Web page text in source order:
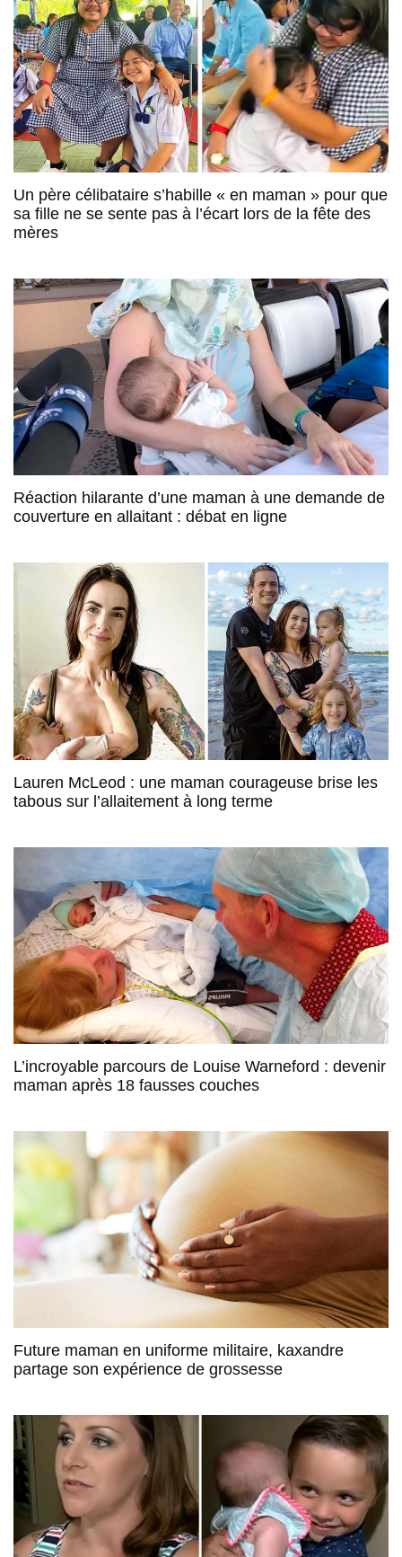
Un père célibataire s’habille « en maman » pour que
sa fille ne se sente pas à l’écart lors de la fête des
mères
Réaction hilarante d’une maman à une demande de
couverture en allaitant : débat en ligne
Lauren McLeod : une maman courageuse brise les
tabous sur l’allaitement à long terme
L’incroyable parcours de Louise Warneford : devenir
maman après 18 fausses couches
Future maman en uniforme militaire, kaxandre
partage son expérience de grossesse